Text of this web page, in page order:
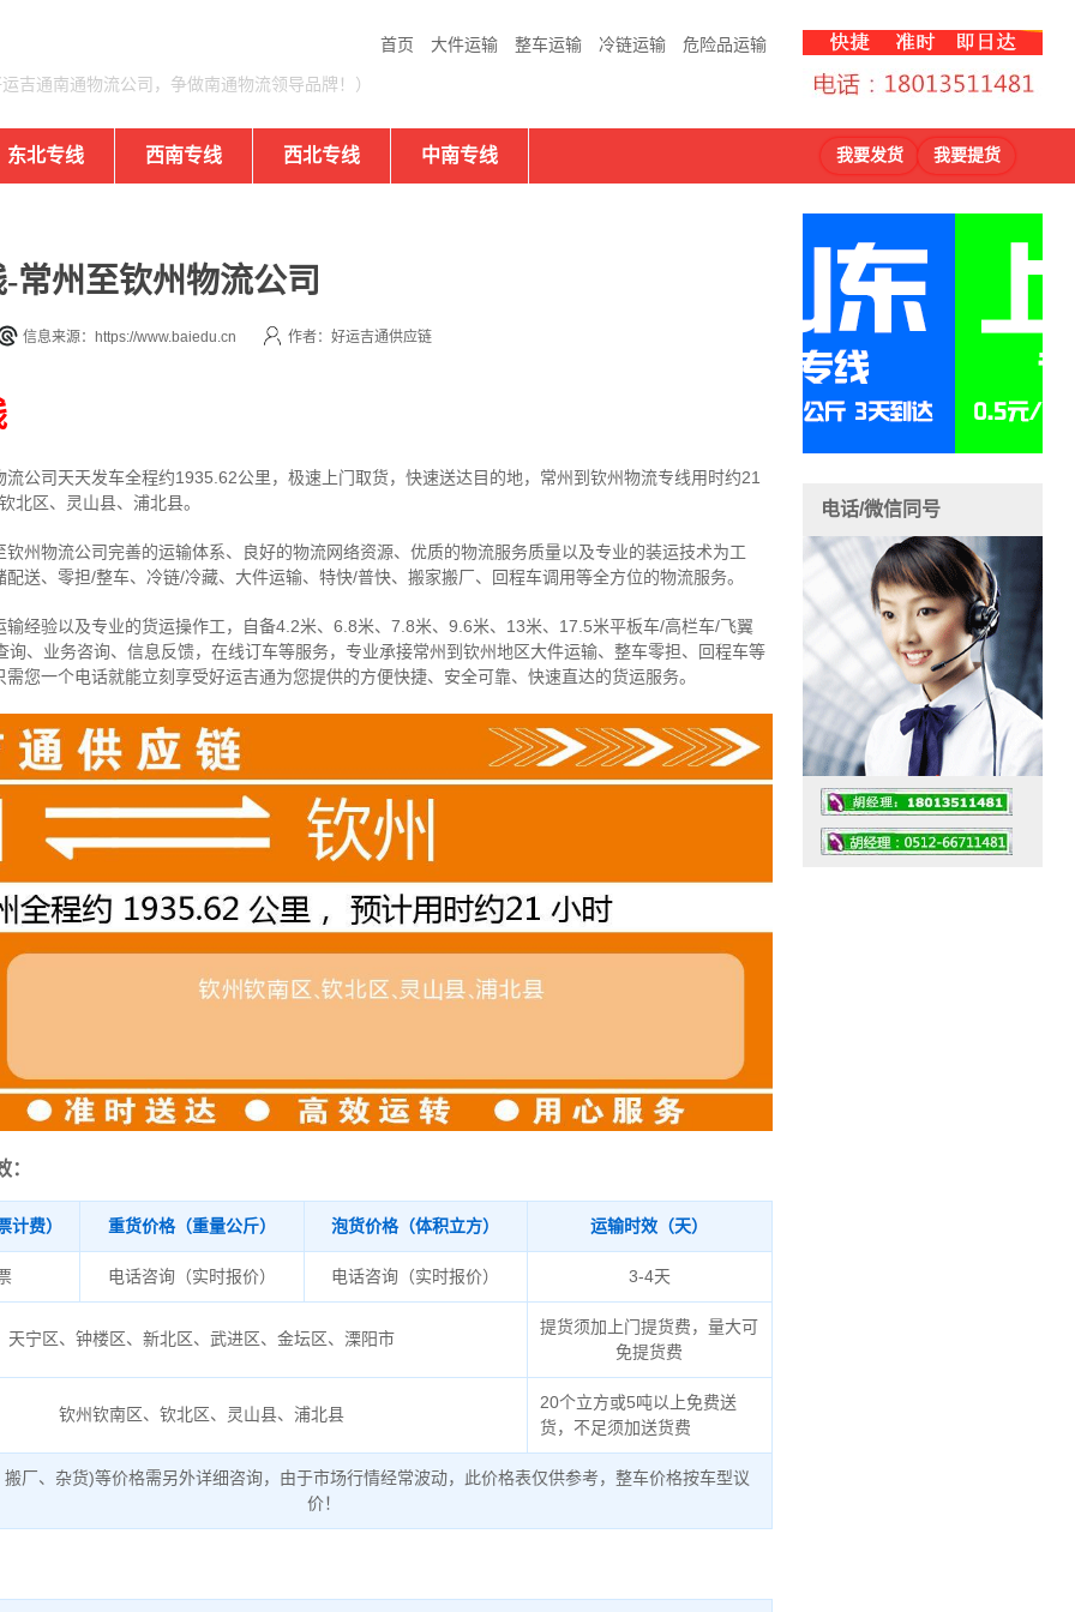
首页 大件运输 整车运输 冷链运输 危险品运输
吉通南通物流公司，争做南通物流领导品牌！）
东北专线 西南专线 西北专线 中南专线 我要发货 我要提货
常州至钦州物流公司
信息来源：https://www.baiedu.cn 作者：好运吉通供应链
流公司天天发车全程约1935.62公里， 极速上门取货，快速送达目的地，常州到钦州物流专线用时约21
北区、灵山县、浦北县。
州物流公司完善的运输体系、良好的物流网络资源、优质的物流服务质量以及专业的装运技术为工
配送、零担/整车、冷链/冷藏、大件运输、特快/普快、搬家搬厂、回程车调用等全方位的物流服务。
输经验以及专业的货运操作工，自备4.2米、6.8米、7.8米、9.6米、13米、17.5米平板车/高栏车/飞翼
、业务咨询、信息反馈，在线订车等服务， 专业承接常州到钦州地区大件运输、整车零担、回程车等
需您一个电话就能立刻享受好运吉通为您提供的方便快捷、安全可靠、快速直达的货运服务。
计费） 重货价格（重量公斤） 泡货价格（体积立方） 运输时效（天）
电话咨询（实时报价） 电话咨询（实时报价） 3-4天
天宁区、钟楼区、新北区、武进区、金坛区、溧阳市
提货须加上门提货费，量大可
免提货费
钦州钦南区、钦北区、灵山县、浦北县
20个立方或5吨以上免费送
货，不足须加送货费
厂、杂货)等价格需另外详细咨询，由于市场行情经常波动，此价格表仅供参考，整车价格按车型议
价！
电话/微信同号